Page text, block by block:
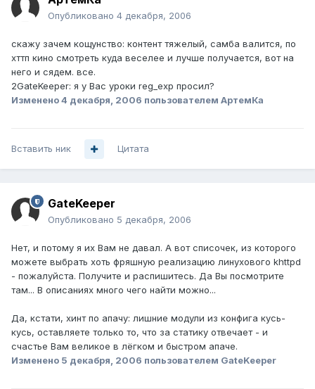
Опубликовано 4 декабря, 2006
скажу зачем кощунство: контент тяжелый, самба валится, по
хттп кино смотреть куда веселее и лучше получается, вот на
него и сядем. все.
2GateKeeper: я у Вас уроки reg_exp просил?
Изменено4 декабря, 2006 пользователем АртемКа
Вставить ник Цитата
GateKeeper
Опубликовано 5 декабря, 2006
Нет, и потому я их Вам не давал. А вот списочек, из которого
можете выбрать хоть фряшную реализацию линухового khttpd
- пожалуйста. Получите и распишитесь. Да Вы посмотрите
там... В описаниях много чего найти можно...
Да, кстати, хинт по апачу: лишние модули из конфига кусь-
кусь, оставляете только то, что за статику отвечает - и
счастье Вам великое в лёгком и быстром апаче.
Изменено 5 декабря, 2006 пользователем GateKeeper